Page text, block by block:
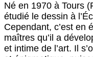
Né en 1970 à Tours
étudié le dessin à
Cependant, c’est
maîtres qu’il a
et intime de l’art. Il